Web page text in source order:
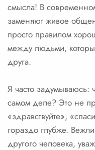
смысла! В
заменяют живое
просто правилом
между людьми,
друга.
Я часто задумываюсь:
самом деле? Это не
«здравствуйте»,
гораздо глубже.
другого человека,